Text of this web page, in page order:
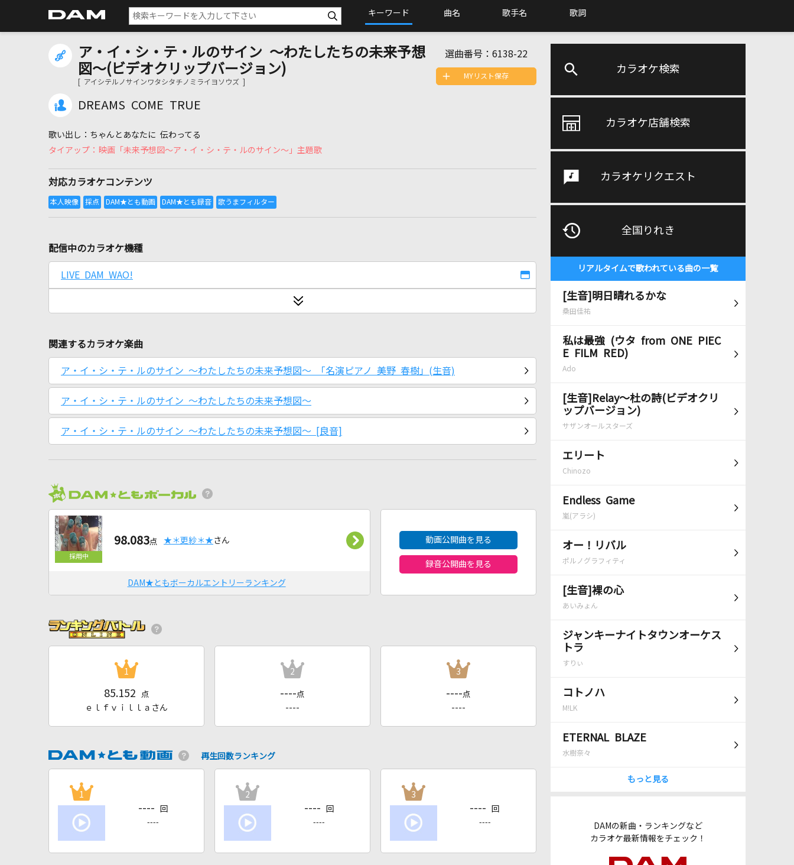
キーワード 曲名 歌手名 歌詞
カラオケ検索
カラオケ店舗検索
カラオケリクエスト
全国りれき
リアルタイムで歌われている曲の一覧
[生音]明日晴れるかな
桑田佳祐
私は最強 (ウタ from ONE PIEC
E FILM RED)
Ado
[生音]Relay～杜の詩(ビデオクリ
ップバージョン)
サザンオールスターズ
エリート
Chinozo
Endless Game
嵐(アラシ)
オー！リバル
ポルノグラフィティ
[生音]裸の心
あいみょん
ジャンキーナイトタウンオーケス
トラ
すりぃ
コトノハ
M!LK
ETERNAL BLAZE
水樹奈々
もっと見る
DAMの新曲・ランキングなど
カラオケ最新情報をチェック！
ア・イ・シ・テ・ルのサイン ～わたしたちの未来予想
図～(ビデオクリップバージョン)
[ アイシテルノサインワタシタチノミライヨソウズ ]
DREAMS COME TRUE
選曲番号： 6138-22
ちゃんとあなたに 伝わってる
映画「未来予想図～ア・イ・シ・テ・ルのサイン～」主題歌
対応カラオケコンテンツ
MYリスト保存
配信中のカラオケ機種
LIVE DAM WAO!
関連するカラオケ楽曲
ア・イ・シ・テ・ルのサイン ～わたしたちの未来予想図～ 「名演ピアノ 美野 春樹」(生音)
ア・イ・シ・テ・ルのサイン ～わたしたちの未来予想図～
ア・イ・シ・テ・ルのサイン ～わたしたちの未来予想図～ [良音]
98.083点 ★＊更紗＊★ さん
DAM★ともボーカルエントリーランキング
動画公開曲を見る
録音公開曲を見る
1
85.152
点
ｅｌｆｖｉｌｌａさん
2
---- 点
----
3
---- 点
----
再生回数ランキング
1
---- 回
----
2
---- 回
----
3
---- 回
----